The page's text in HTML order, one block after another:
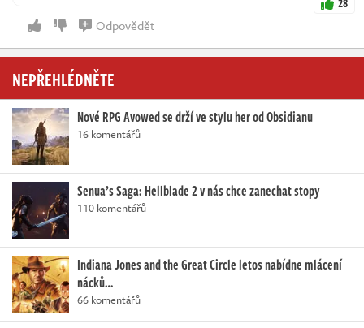
Odpovědět
NEPŘEHLÉDNĚTE
Nové RPG Avowed se drží ve stylu her od Obsidianu
16 komentářů
Senua’s Saga: Hellblade 2 v nás chce zanechat stopy
110 komentářů
Indiana Jones and the Great Circle letos nabídne mlácení
nácků…
66 komentářů